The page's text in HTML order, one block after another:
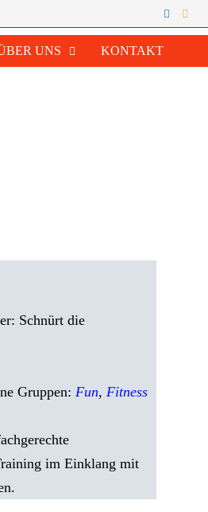
UNS KONTAKT
Schnürt die
Gruppen:Fun,Fitness
im Einklang mit